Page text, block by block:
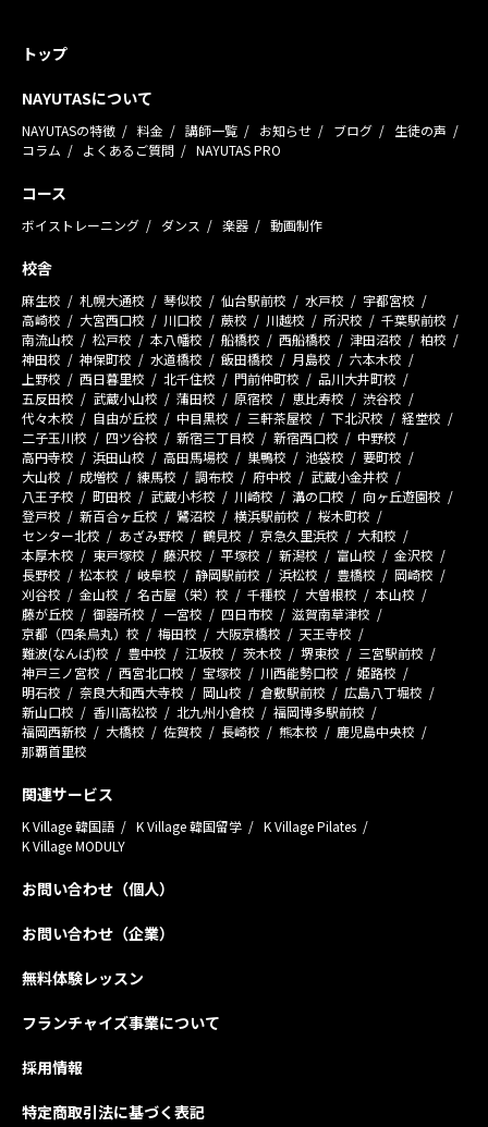
トップ
NAYUTASについて
NAYUTASの特徴 料金 講師一覧 お知らせ ブログ
生徒の声
コラム
よくあるご質問 NAYUTAS PRO
コース
ボイストレーニング ダンス 楽器 動画制作
校舎
麻生校 札幌大通校 琴似校 仙台駅前校 水戸校
宇都宮校
高崎校
大宮西口校 川口校 蕨校 川越校 所沢校
千葉駅前校
南流山校
松戸校 本八幡校 船橋校 西船橋校 津田沼校
柏校
神田校
神保町校 水道橋校 飯田橋校 月島校
六本木校
上野校
西日暮里校 北千住校 門前仲町校
品川大井町校
五反田校
武蔵小山校 蒲田校 原宿校 恵比寿校
渋谷校
代々木校
自由が丘校 中目黒校 三軒茶屋校 下北沢校
経堂校
二子玉川校
四ツ谷校 新宿三丁目校 新宿西口校
中野校
高円寺校
浜田山校 高田馬場校 巣鴨校 池袋校
要町校
大山校
成増校 練馬校 調布校 府中校
武蔵小金井校
八王子校
町田校 武蔵小杉校 川崎校 溝の口校
向ヶ丘遊園校
登戸校
新百合ヶ丘校 鷺沼校 横浜駅前校
桜木町校
センター北校
あざみ野校 鶴見校 京急久里浜校
大和校
本厚木校
東戸塚校 藤沢校 平塚校 新潟校 富山校
金沢校
長野校
松本校 岐阜校 静岡駅前校 浜松校 豊橋校
岡崎校
刈谷校
金山校 名古屋（栄）校 千種校 大曽根校
本山校
藤が丘校
御器所校 一宮校 四日市校
滋賀南草津校
京都（四条烏丸）校
梅田校 大阪京橋校
天王寺校
難波(なんば)校
豊中校 江坂校 茨木校 堺東校
三宮駅前校
神戸三ノ宮校
西宮北口校 宝塚校 川西能勢口校
姫路校
明石校
奈良大和西大寺校 岡山校 倉敷駅前校
広島八丁堀校
新山口校
香川高松校 北九州小倉校
福岡博多駅前校
福岡西新校
大橋校 佐賀校 長崎校 熊本校
鹿児島中央校
那覇首里校
関連サービス
K Village 韓国語 K Village 韓国留学
K Village Pilates
K Village MODULY
お問い合わせ（個人）
お問い合わせ（企業）
無料体験レッスン
フランチャイズ事業について
採用情報
特定商取引法に基づく表記